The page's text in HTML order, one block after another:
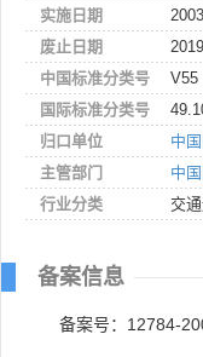
实施日期
废止日期
中国标准分类号
V55
国际标准分类号
归口单位
中
主管部门
中
行业分类
交
备案信息
备案号：12784-